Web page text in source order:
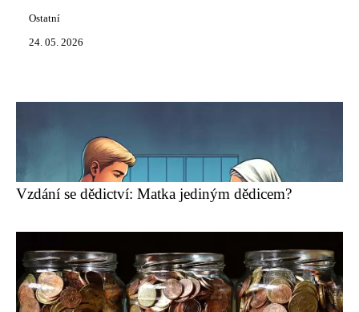
Ostatní
24. 05. 2026
Vzdání se dědictví: Matka jediným dědicem?